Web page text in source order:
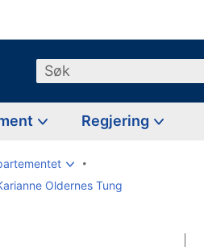
Søk
Regjering
Oldernes Tung